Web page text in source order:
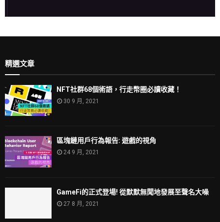
精選文章
NFT社群68個術語，行走幣圈必讀收藏！
30 9 月, 2021
區塊鏈用戶行為報告: 遊戲的視角
24 9 月, 2021
GameFi的正式登場! 從默默無聞地發展至聲名大噪
27 8 月, 2021